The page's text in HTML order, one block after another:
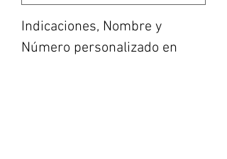
Indicaciones, Nombre y
Número personalizado en